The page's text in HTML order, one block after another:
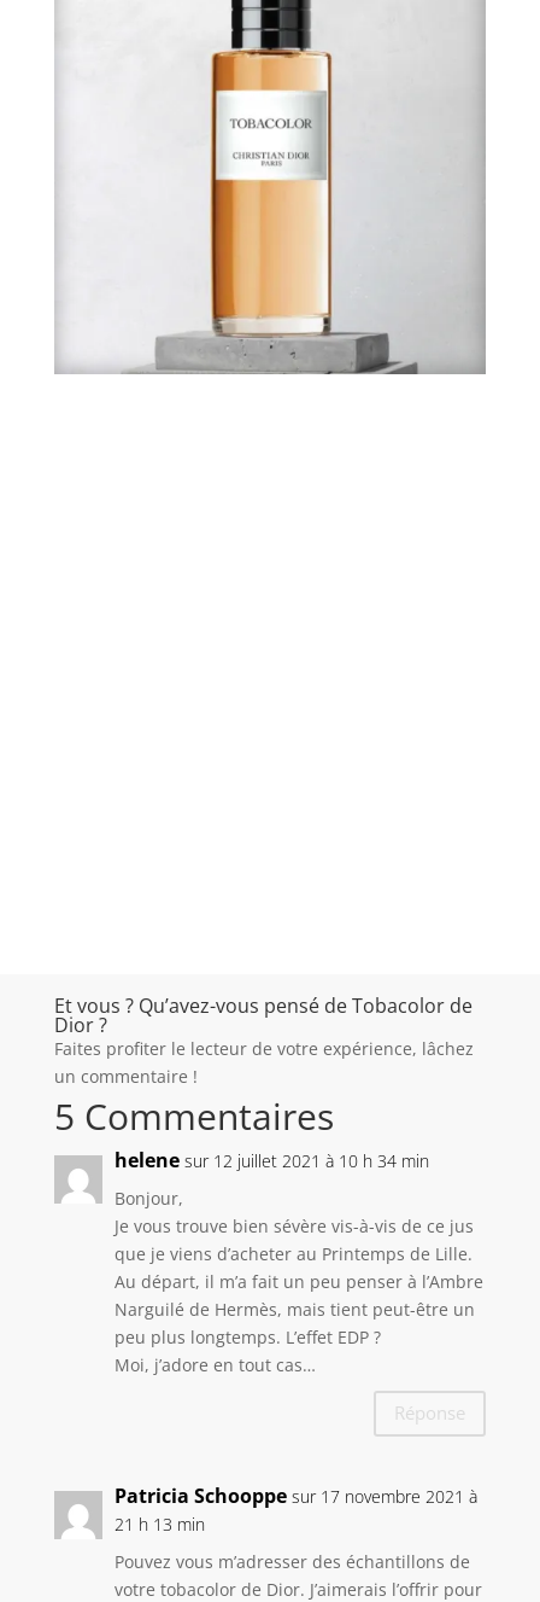
Et vous ? Qu’avez-vous pensé de Tobacolor de
Dior ?
Faites profiter le lecteur de votre expérience, lâchez
un commentaire !
5 Commentaires
helene sur 12 juillet 2021 à 10 h 34 min
Bonjour,
Je vous trouve bien sévère vis-à-vis de ce jus
que je viens d’acheter au Printemps de Lille.
Au départ, il m’a fait un peu penser à l’Ambre
Narguilé de Hermès, mais tient peut-être un
peu plus longtemps. L’effet EDP ?
Moi, j’adore en tout cas…
Réponse
Patricia Schooppe sur 17 novembre 2021 à
21 h 13 min
Pouvez vous m’adresser des échantillons de
votre tobacolor de Dior. J’aimerais l’offrir pour